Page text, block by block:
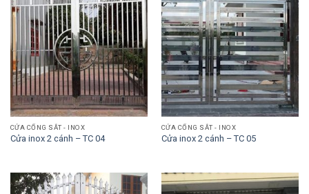
CỬA CỔNG SẮT - INOX
Cửa inox 2 cánh – TC 04
CỬA CỔNG SẮT - INOX
Cửa inox 2 cánh – TC 05